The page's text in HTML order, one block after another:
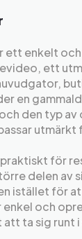
ett enkelt
ett
en
den typ
utmärkt
för
delen av
istället för
enkel och
ta sig runt